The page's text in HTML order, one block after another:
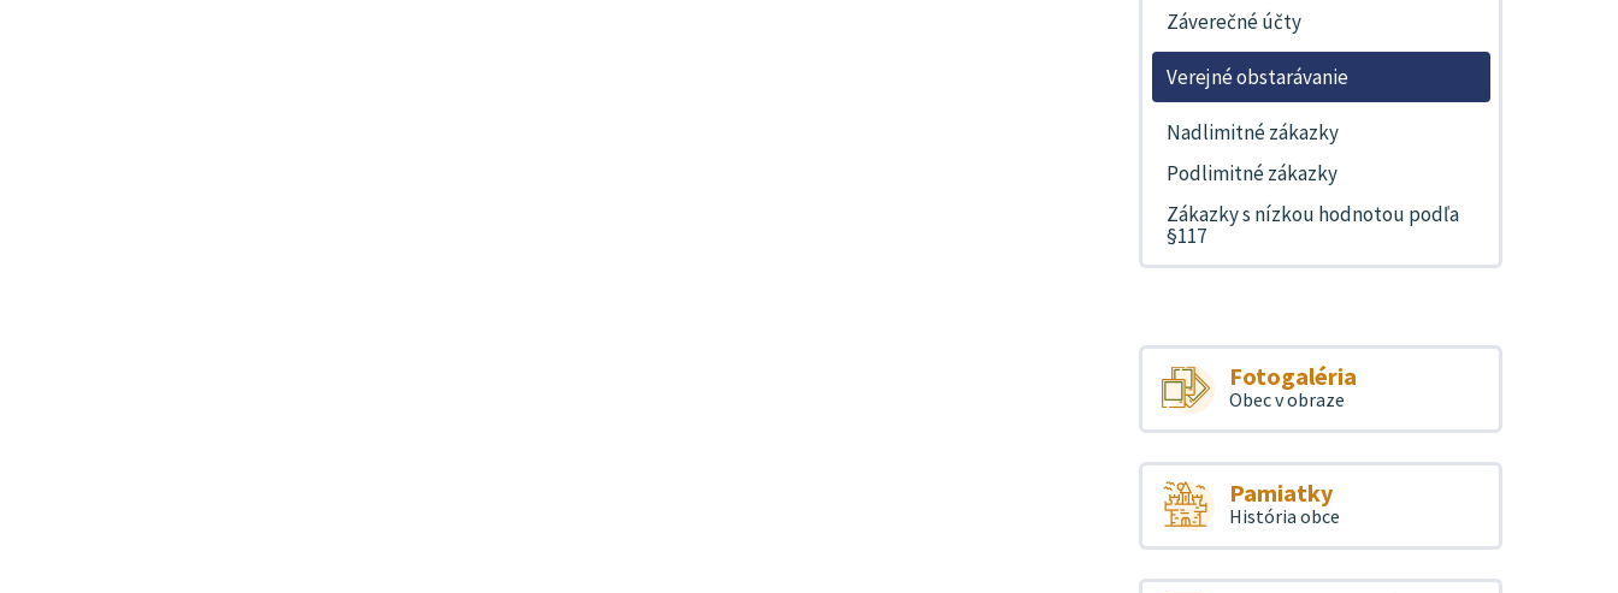
Záverečné účty
Verejné obstarávanie
Nadlimitné zákazky
Podlimitné zákazky
Zákazky s nízkou hodnotou podľa
§117
Fotogaléria
Obec v obraze
Pamiatky
História obce